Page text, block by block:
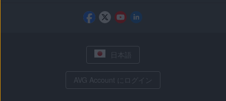
日本語
AVG Account にログイン